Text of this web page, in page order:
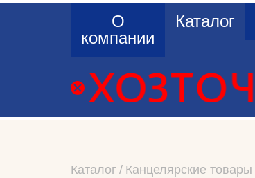
О
компании
Каталог
Каталог Канцелярские товары